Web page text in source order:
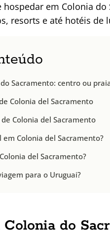
em Colonia
resorts e até hotéis de
Sacramento: centro ou
Colonia del Sacramento
Colonia del Sacramento
Colonia del Sacramento?
del Sacramento?
para o Uruguai?
do